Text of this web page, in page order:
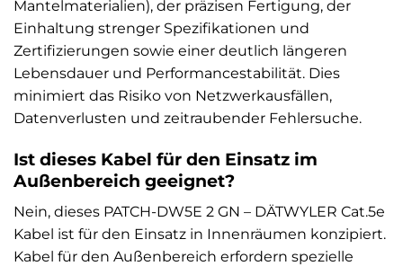
Mantelmaterialien), der präzisen Fertigung, der
Einhaltung strenger Spezifikationen und
Zertifizierungen sowie einer deutlich längeren
Lebensdauer und Performancestabilität. Dies
minimiert das Risiko von Netzwerkausfällen,
Datenverlusten und zeitraubender Fehlersuche.
Ist dieses Kabel für den Einsatz im
Außenbereich geeignet?
Nein, dieses PATCH-DW5E 2 GN – DÄTWYLER Cat.5e
Kabel ist für den Einsatz in Innenräumen konzipiert.
Kabel für den Außenbereich erfordern spezielle